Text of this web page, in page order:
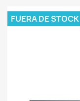
FUERA DE STOCK